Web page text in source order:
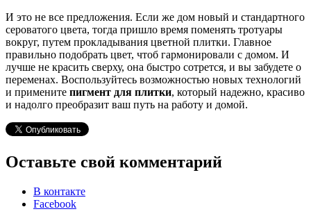
И это не все предложения. Если же дом новый и стандартного
сероватого цвета, тогда пришло время поменять тротуары
вокруг, путем прокладывания цветной плитки. Главное
правильно подобрать цвет, чтоб гармонировали с домом. И
лучше не красить сверху, она быстро сотрется, и вы забудете о
переменах. Воспользуйтесь возможностью новых технологий
и примените пигмент для плитки, который надежно, красиво
и надолго преобразит ваш путь на работу и домой.
Оставьте свой комментарий
В контакте
Facebook